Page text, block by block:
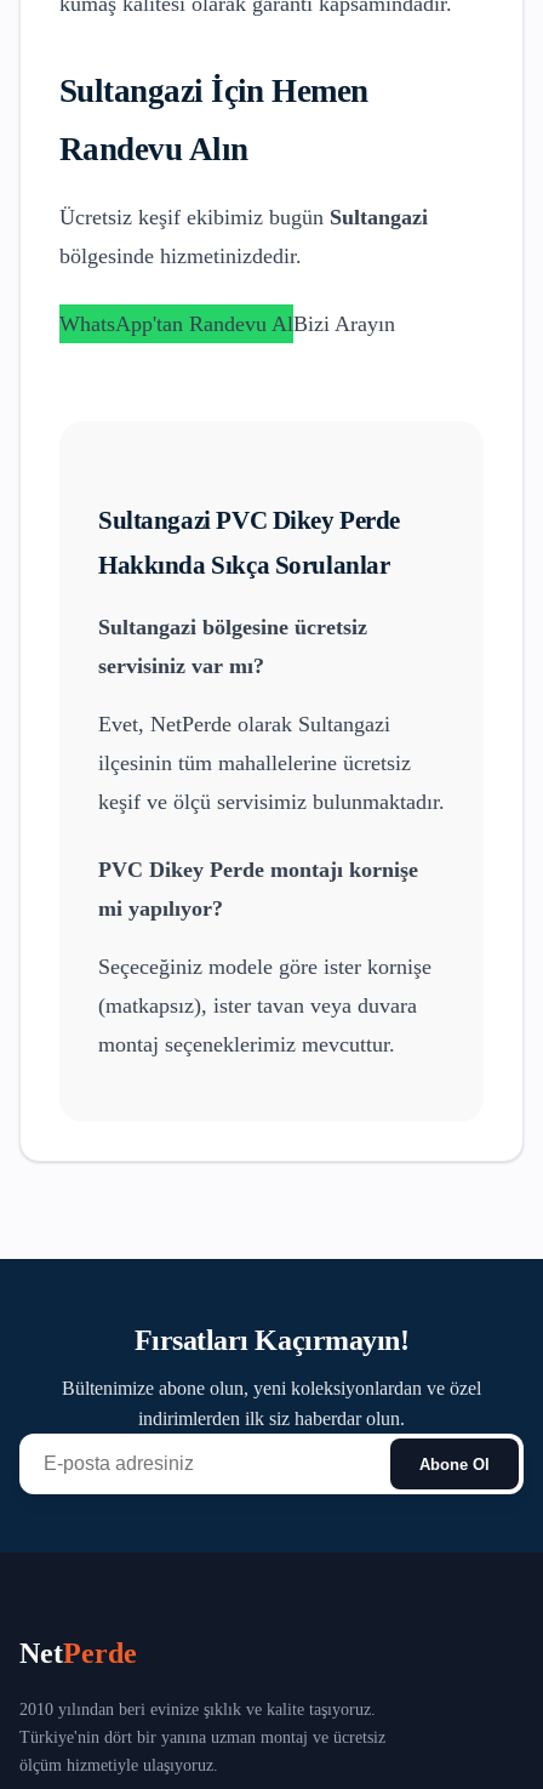
Sultangaziİçin Hemen
Randevu Alın
Ücretsiz keşif ekibimiz bugün Sultangazi
bölgesinde hizmetinizdedir.
WhatsApp'tan Randevu AlBizi Arayın
SultangaziPVC Dikey Perde
Hakkında Sıkça Sorulanlar
Sultangazi bölgesine ücretsiz
servisiniz var mı?
Evet, NetPerde olarak Sultangazi
ilçesinin tüm mahallelerine ücretsiz
keşif ve ölçü servisimiz bulunmaktadır.
PVC Dikey Perde montajı kornişe
mi yapılıyor?
Seçeceğiniz modele göre ister kornişe
(matkapsız), ister tavan veya duvara
montaj seçeneklerimiz mevcuttur.
Fırsatları Kaçırmayın!
Bültenimize abone olun, yeni koleksiyonlardan ve özel
indirimlerden ilk siz haberdar olun.
Abone Ol
NetPerde
2010 yılından beri evinize şıklık ve kalite taşıyoruz.
Türkiye'nin dört bir yanına uzman montaj ve ücretsiz
ölçüm hizmetiyle ulaşıyoruz.